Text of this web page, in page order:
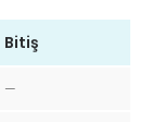
Bitiş
—